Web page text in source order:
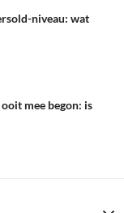
niveau: wat
mee begon: is